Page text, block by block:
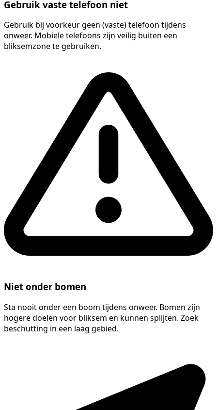
Gebruik vaste telefoon niet
Gebruik bij voorkeur geen (vaste) telefoon tijdens
onweer. Mobiele telefoons zijn veilig buiten een
bliksemzone te gebruiken.
Niet onder bomen
Sta nooit onder een boom tijdens onweer. Bomen zijn
hogere doelen voor bliksem en kunnen splijten. Zoek
beschutting in een laag gebied.